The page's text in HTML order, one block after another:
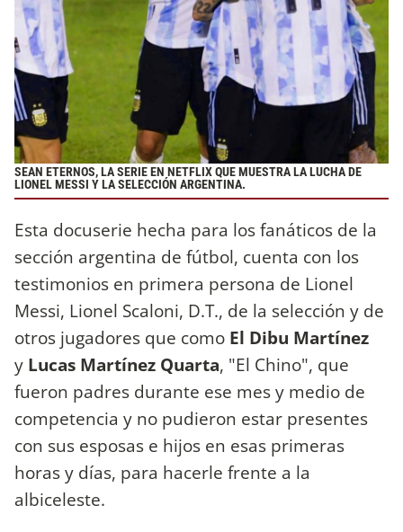
SEAN ETERNOS, LA SERIE EN NETFLIX QUE MUESTRA LA LUCHA DE
LIONEL MESSI Y LA SELECCIÓN ARGENTINA.
Esta docuserie hecha para los fanáticos de la
sección argentina de fútbol, cuenta con los
testimonios en primera persona de Lionel
Messi, Lionel Scaloni, D.T., de la selección y de
otros jugadores que como El Dibu Martínez
y Lucas Martínez Quarta, "El Chino", que
fueron padres durante ese mes y medio de
competencia y no pudieron estar presentes
con sus esposas e hijos en esas primeras
horas y días, para hacerle frente a la
albiceleste.